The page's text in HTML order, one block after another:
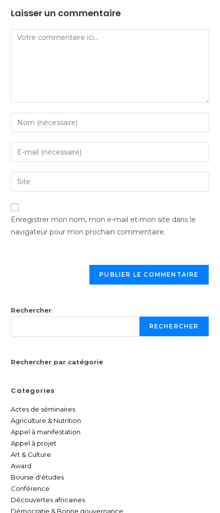
Laisser un commentaire
Enregistrer mon nom, mon e-mail et mon site dans le
navigateur pour mon prochain commentaire.
Rechercher
RECHERCHER
Rechercher par catégorie
Categories
Actes de séminaires
Agriculture & Nutrition
Appel à manifestation
Appel à projet
Art & Culture
Award
Bourse d'études
Conférence
Découvertes africaines
Démocratie & Bonne gouvernance